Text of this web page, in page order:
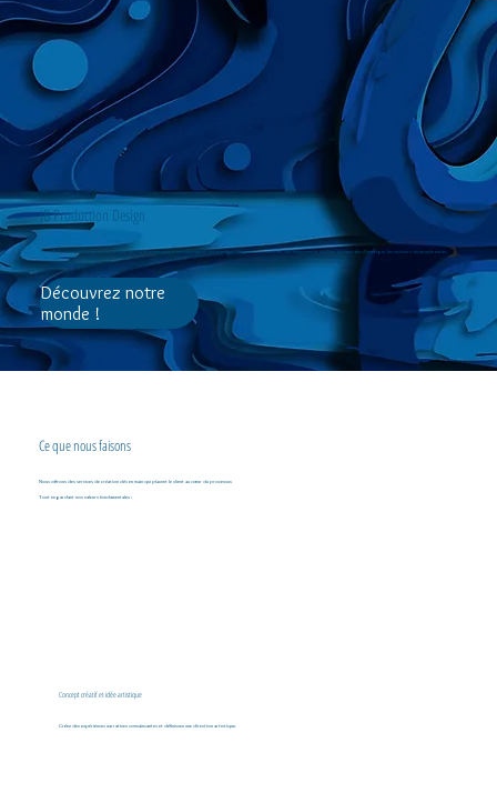
JB Production Design
Chez JB Production Design, nous créons des expériences narratives innovantes qui stimulent l'imagination, suscitent des émotions et éveillent les sens afin d'immerger les visiteurs du monde entier.
Découvrez notre
monde !
Ce que nous faisons
Nous offrons des services de création clés en main qui placent le client au cœur du processus
Tout en gardant nos valeurs fondamentales :
Concept créatif et idée artistique
Créez des expériences narratives convaincantes et définissez une direction artistique.